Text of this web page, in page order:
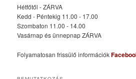
Hétfőtől - ZÁRVA
Kedd - Péntekig 11.00 - 17.00
Szombaton 11.00 - 14.00
Vasárnap és ünnepnap ZÁRVA
Folyamatosan frissülő információk